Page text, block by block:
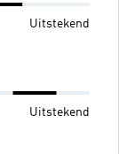
Uitstekend
Uitstekend